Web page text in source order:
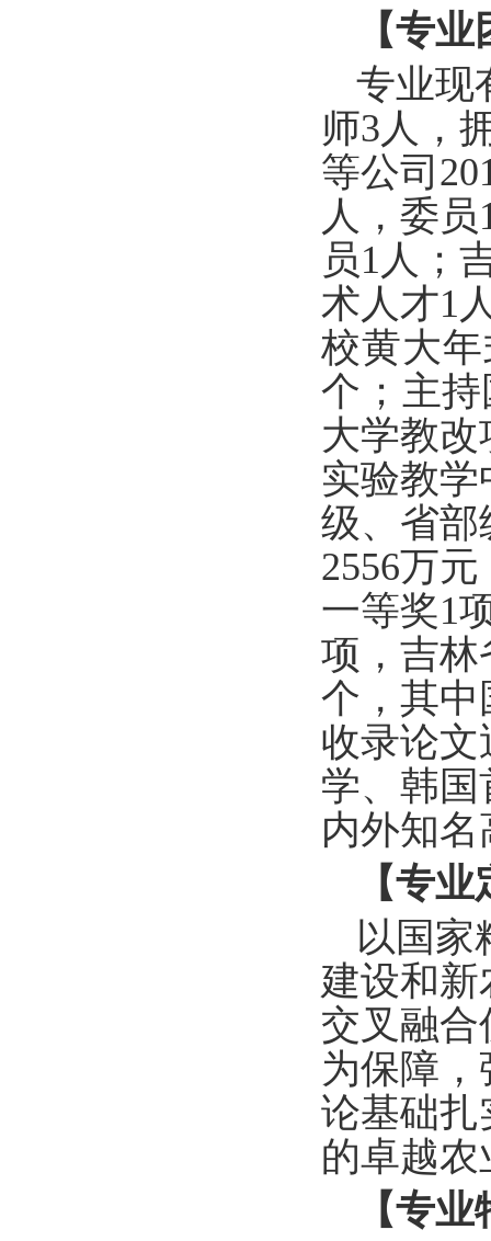
【专
专业现
师3人 ，
等公司
人， 委员
员1人；
术人才1
校黄大
个； 主持
大学教改
实验教学
级、省部
2556万元
一等奖1
项 ，吉
个，其中
收录论文
学、韩
内外知名
【专
以国家
建设和
交叉融
为保障
论基础扎
的卓越农
【专